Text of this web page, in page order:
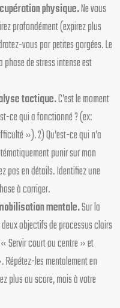
physique.Ne vous
profondément (expirez plus
vous par petites gorgées. Le
de stress intense est
tactique.C’est le moment
ce qui a fonctionné ? (ex:
»). 2) Qu’est-ce qui n’a
punir sur mon
pas en détails. Identifiez une
à corriger.
mentale.Sur la
objectifs de processus clairs
Servir court au centre » et
les mentalement en
plus au score, mais à votre